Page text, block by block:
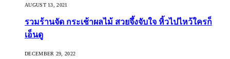
AUGUST 13, 2021
รวมร้านจัด กระเช้าผลไม้ สวยจึ้งจับใจ หิ้วไปไหว้ใครก็
เอ็นดู
DECEMBER 29, 2022